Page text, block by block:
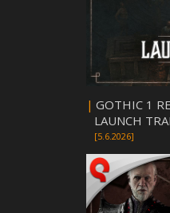
| GOTHIC 1
LAUNCH
[5.6.2026]